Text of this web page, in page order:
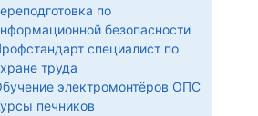
по
безопасности
специалист по
труда
электромонтёров ОПС
печников